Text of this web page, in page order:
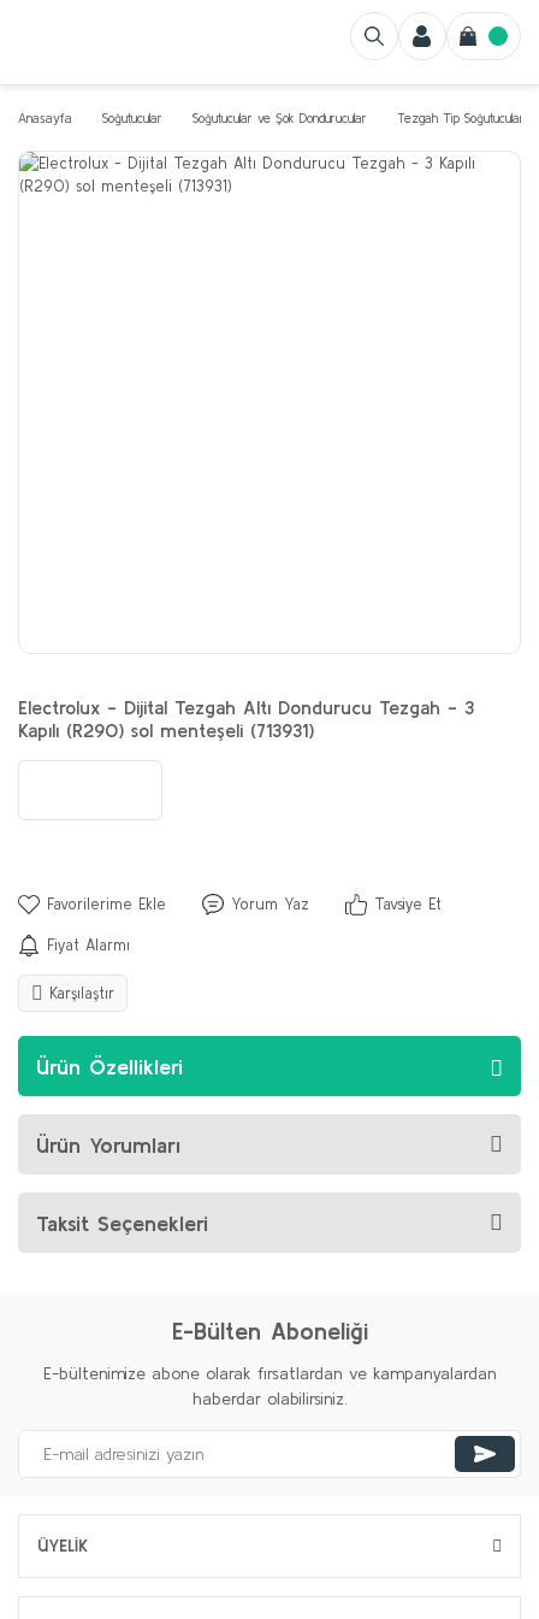
Anasayfa Soğutucular Soğutucular ve Şok Dondurucular Tezgah Tip Soğutucular
Electrolux - Dijital Tezgah Altı Dondurucu Tezgah - 3
Kapılı (R290) sol menteşeli (713931)
Yorum Yaz Tavsiye Et
Fiyat Alarmı
Karşılaştır
Ürün Özellikleri
Ürün Yorumları
Taksit Seçenekleri
E-Bülten Aboneliği
E-bültenimize abone olarak fırsatlardan ve kampanyalardan
haberdar olabilirsiniz.
ÜYELİK